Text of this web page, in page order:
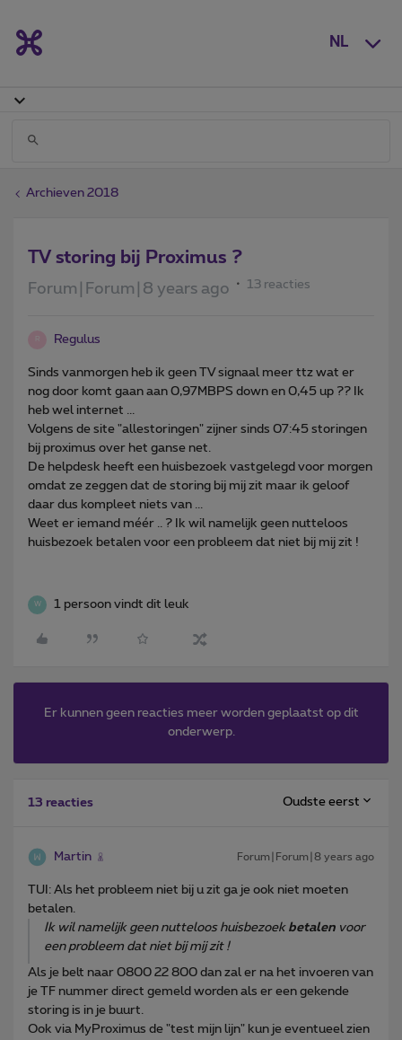
NL
Archieven 2018
TV storing bij Proximus ?
Forum|Forum|8 years ago 13 reacties
Regulus
Sinds vanmorgen heb ik geen TV signaal meer ttz wat er
nog door komt gaan aan 0,97MBPS down en 0,45 up ?? Ik
heb wel internet ...
Volgens de site "allestoringen" zijner sinds 07:45 storingen
bij proximus over het ganse net.
De helpdesk heeft een huisbezoek vastgelegd voor morgen
omdat ze zeggen dat de storing bij mij zit maar ik geloof
daar dus kompleet niets van ...
Weet er iemand méér .. ? Ik wil namelijk geen nutteloos
huisbezoek betalen voor een probleem dat niet bij mij zit !
W 1 persoon vindt dit leuk
Er kunnen geen reacties meer worden geplaatst op dit
onderwerp.
13 reacties Oudste eerst
Martin Forum|Forum|8 years ago
TUI: Als het probleem niet bij u zit ga je ook niet moeten
betalen.
Ik wil namelijk geen nutteloos huisbezoek betalen voor
een probleem dat niet bij mij zit !
Als je belt naar 0800 22 800 dan zal er na het invoeren van
je TF nummer direct gemeld worden als er een gekende
storing is in je buurt.
Ook via MyProximus de "test mijn lijn" kun je eventueel zien